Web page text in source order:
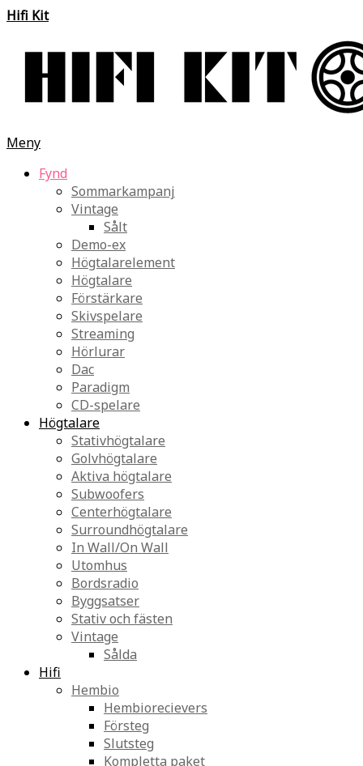
Hifi Kit
Meny
Fynd
Sommarkampanj
Vintage
Sålt
Demo-ex
Högtalarelement
Högtalare
Förstärkare
Skivspelare
Streaming
Hörlurar
Dac
Paradigm
CD-spelare
Högtalare
Stativhögtalare
Golvhögtalare
Aktiva högtalare
Subwoofers
Centerhögtalare
Surroundhögtalare
In Wall/On Wall
Utomhus
Bordsradio
Byggsatser
Stativ och fästen
Vintage
Sålda
Hifi
Hembio
Hembiorecievers
Försteg
Slutsteg
Kompletta paket